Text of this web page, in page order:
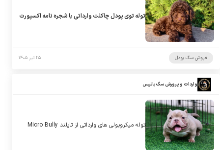
توله توی پودل چاکلت وارداتی با شجره نامه اکسپورت
فروش سگ پودل ۲۵ تیر ۱۴۰۵
واردات و پرورش سگ باتیس
توله میکروبولی های وارداتی از تایلند Micro Bully